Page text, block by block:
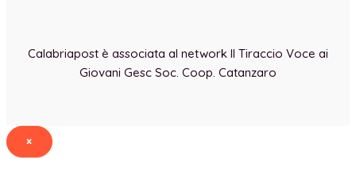
Calabriapost è associata al network Il Tiraccio Voce ai
Giovani Gesc Soc. Coop. Catanzaro
×